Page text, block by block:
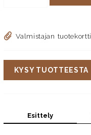
Valmistajan tuotekortti
KYSY TUOTTEESTA
Esittely